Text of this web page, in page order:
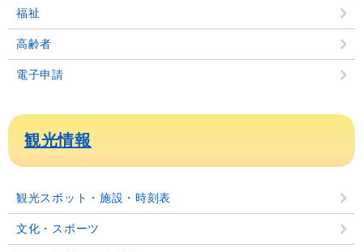
福祉
高齢者
電子申請
観光情報
観光スポット・施設・時刻表
文化・スポーツ